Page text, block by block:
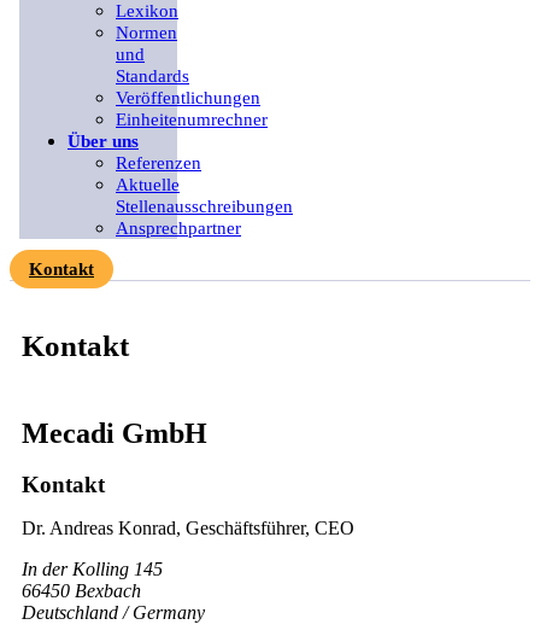
Lexikon
Normen
und
Standards
Veröffentlichungen
Einheitenumrechner
Über uns
Referenzen
Aktuelle
Stellenausschreibungen
Ansprechpartner
Kontakt
Kontakt
Mecadi GmbH
Kontakt
Dr. Andreas Konrad, Geschäftsführer, CEO
In der Kolling 145
66450 Bexbach
Deutschland / Germany